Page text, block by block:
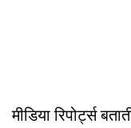
मीडिया रिपोर्ट्स